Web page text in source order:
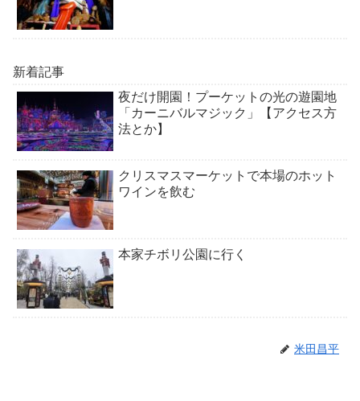
新着記事
夜だけ開園！プーケットの光の遊園地
「カーニバルマジック」【アクセス方
法とか】
クリスマスマーケットで本場のホット
ワインを飲む
本家チボリ公園に行く
米田昌平